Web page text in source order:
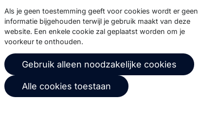
Abonneer
© 2026 Copernica B.V.
Algemene voorwaarden
Privacybeleid
Gebruikersovereenkomst